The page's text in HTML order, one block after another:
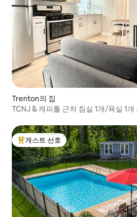
Trenton의 집
TCNJ & 캐피톨 근처 침실 1개/욕실 1
상위 게스트 선호
게스트 선호